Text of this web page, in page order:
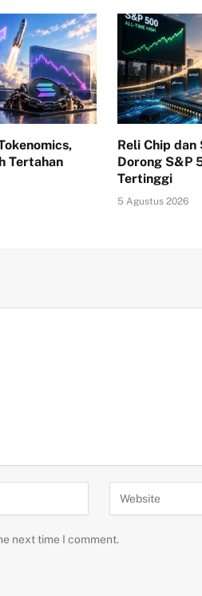
Tertahan
Reli Chip
Dorong S&P
Tertinggi
5 Agustus 2026
next time I comment.